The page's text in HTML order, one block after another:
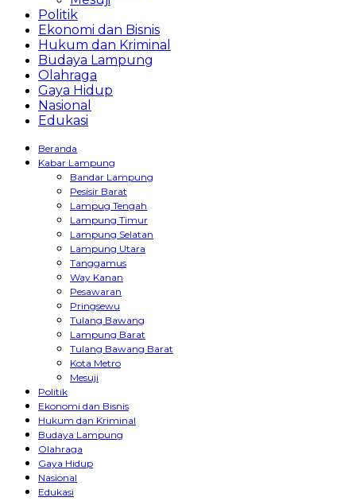
Politik
Ekonomi dan Bisnis
Hukum dan Kriminal
Budaya Lampung
Olahraga
Gaya Hidup
Nasional
Edukasi
Beranda
Kabar Lampung
Bandar Lampung
Pesisir Barat
Lampug Tengah
Lampung Timur
Lampung Selatan
Lampung Utara
Tanggamus
Way Kanan
Pesawaran
Pringsewu
Tulang Bawang
Lampung Barat
Tulang Bawang Barat
Kota Metro
Mesuji
Politik
Ekonomi dan Bisnis
Hukum dan Kriminal
Budaya Lampung
Olahraga
Gaya Hidup
Nasional
Edukasi